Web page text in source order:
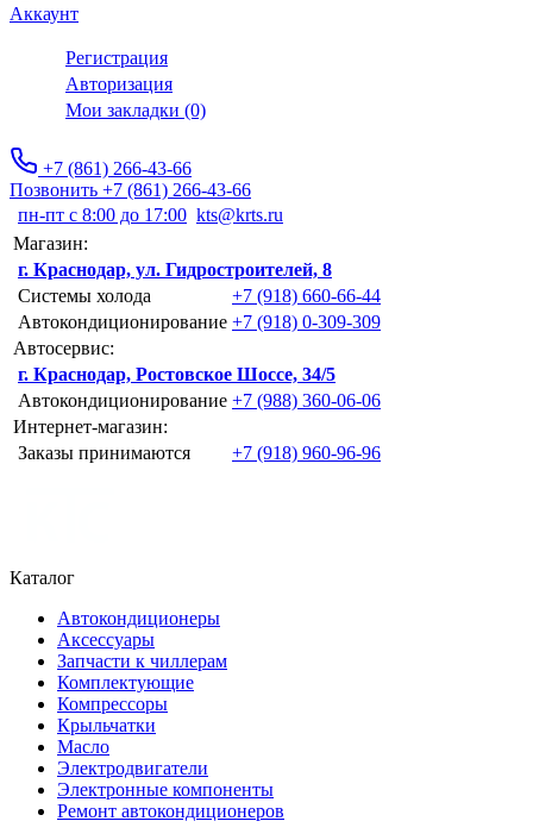
Аккаунт
Регистрация
Авторизация
Мои закладки (0)
+7 (861) 266-43-66
Позвонить +7 (861) 266-43-66
пн-пт с 8:00 до 17:00 kts@krts.ru
Магазин:
г. Краснодар, ул. Гидростроителей, 8
Системы холода
+7 (918) 660-66-44
Автокондиционирование +7 (918) 0-309-309
Автосервис:
г. Краснодар, Ростовское Шоссе, 34/5
Автокондиционирование +7 (988) 360-06-06
Интернет-магазин:
Заказы принимаются
+7 (918) 960-96-96
Каталог
Автокондиционеры
Аксессуары
Запчасти к чиллерам
Комплектующие
Компрессоры
Крыльчатки
Масло
Электродвигатели
Электронные компоненты
Ремонт автокондиционеров